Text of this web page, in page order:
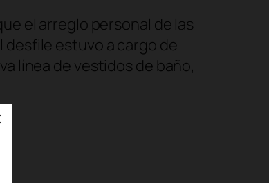
el arreglo personal de las
desfile estuvo a cargo de
línea de vestidos de baño,